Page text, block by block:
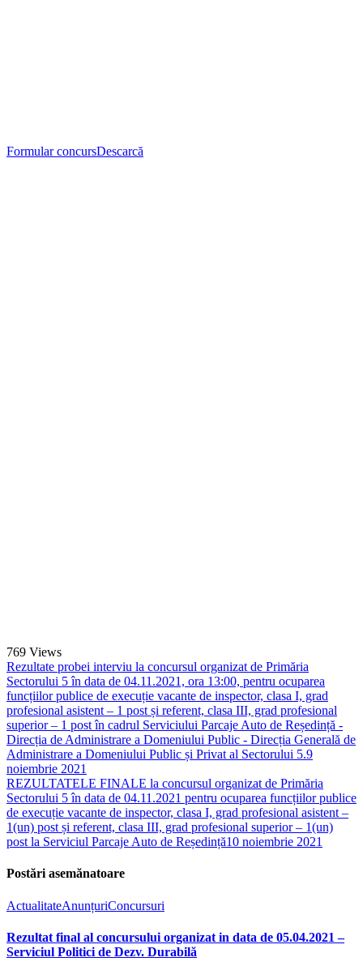
Formular concursDescarcă
769 Views
Rezultate probei interviu la concursul organizat de Primăria
Sectorului 5 în data de 04.11.2021, ora 13:00, pentru ocuparea
funcțiilor publice de execuție vacante de inspector, clasa I, grad
profesional asistent – 1 post și referent, clasa III, grad profesional
superior – 1 post în cadrul Serviciului Parcaje Auto de Reședință -
Direcția de Administrare a Domeniului Public - Direcția Generală de
Administrare a Domeniului Public și Privat al Sectorului 5.9
noiembrie 2021
REZULTATELE FINALE la concursul organizat de Primăria
Sectorului 5 în data de 04.11.2021 pentru ocuparea funcțiilor publice
de execuție vacante de inspector, clasa I, grad profesional asistent –
1(un) post și referent, clasa III, grad profesional superior – 1(un)
post la Serviciul Parcaje Auto de Reședință10 noiembrie 2021
Postări asemănatoare
ActualitateAnunțuriConcursuri
Rezultat final al concursului organizat in data de 05.04.2021 –
Serviciul Politici de Dezv. Durabilă